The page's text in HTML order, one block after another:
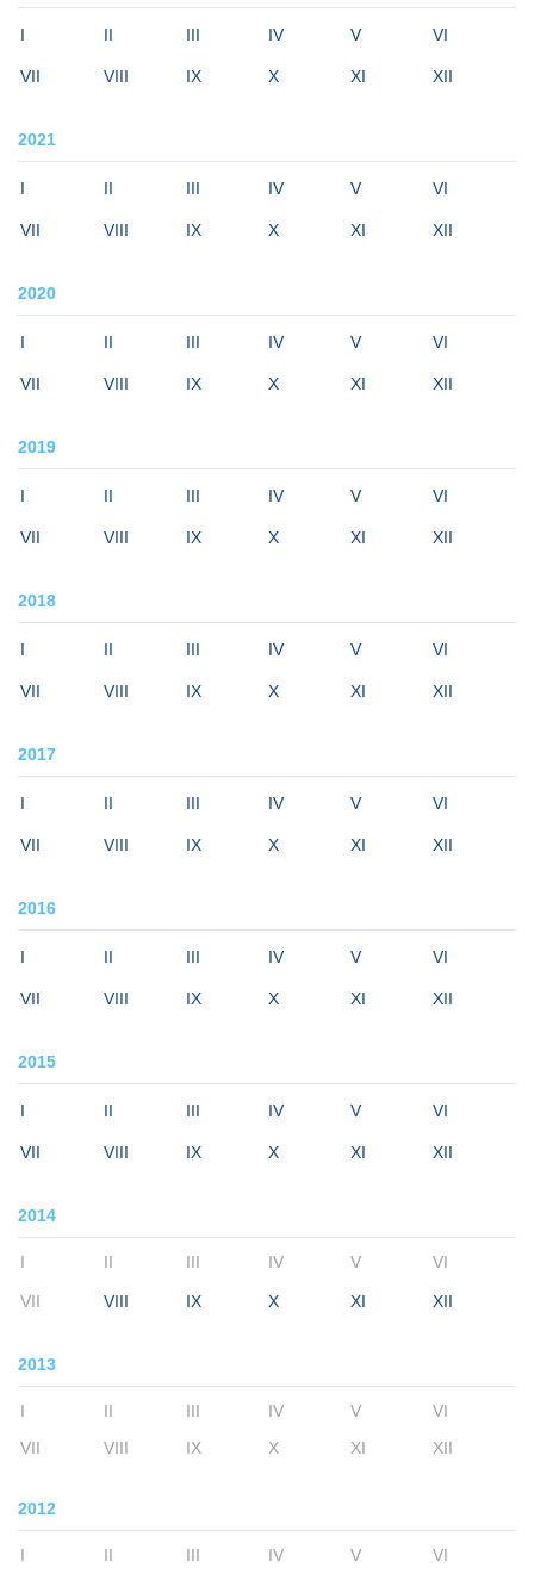
I II III IV V VI
VII VIII IX X XI XII
2021
I II III IV V VI
VII VIII IX X XI XII
2020
I II III IV V VI
VII VIII IX X XI XII
2019
I II III IV V VI
VII VIII IX X XI XII
2018
I II III IV V VI
VII VIII IX X XI XII
2017
I II III IV V VI
VII VIII IX X XI XII
2016
I II III IV V VI
VII VIII IX X XI XII
2015
I II III IV V VI
VII VIII IX X XI XII
2014
I II III IV V VI
VII VIII IX X XI XII
2013
I II III IV V
VI
VII
VIII IX X XI XII
2012
I II III IV V
VI